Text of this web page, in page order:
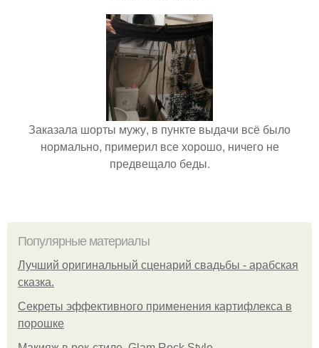
Заказала шорты мужу, в пункте выдачи всё было
нормально, примерил все хорошо, ничего не
предвещало беды.
Популярные материалы
Лучший оригинальный сценарий свадьбы - арабская
сказка.
Секреты эффективного применения картифлекса в
порошке